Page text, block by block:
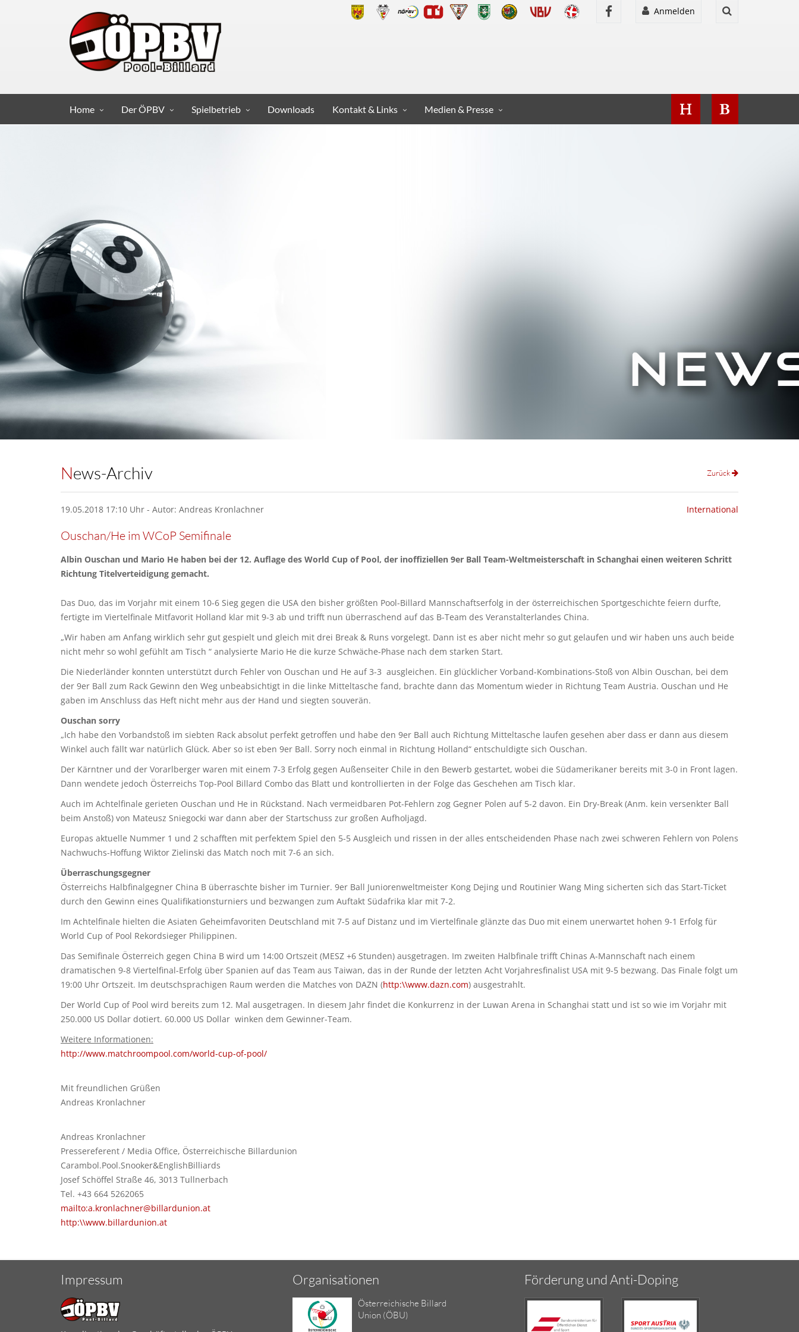
Anmelden
Home Der ÖPBV Spielbetrieb Downloads Kontakt & Links Medien & Presse
News-Archiv Zurück
19.05.2018 17:10 Uhr - Autor: Andreas Kronlachner International
Ouschan/He im WCoP Semifinale
Albin Ouschan und Mario He haben bei der 12. Auflage des World Cup of Pool, der inoffiziellen 9er Ball Team-Weltmeisterschaft in Schanghai einen weiteren Schritt
Richtung Titelverteidigung gemacht.
Das Duo, das im Vorjahr mit einem 10-6 Sieg gegen die USA den bisher größten Pool-Billard Mannschaftserfolg in der österreichischen Sportgeschichte feiern durfte,
fertigte im Viertelfinale Mitfavorit Holland klar mit 9-3 ab und trifft nun überraschend auf das B-Team des Veranstalterlandes China.
„Wir haben am Anfang wirklich sehr gut gespielt und gleich mit drei Break & Runs vorgelegt. Dann ist es aber nicht mehr so gut gelaufen und wir haben uns auch beide
nicht mehr so wohl gefühlt am Tisch “ analysierte Mario He die kurze Schwäche-Phase nach dem starken Start.
Die Niederländer konnten unterstützt durch Fehler von Ouschan und He auf 3-3 ausgleichen. Ein glücklicher Vorband-Kombinations-Stoß von Albin Ouschan, bei dem
der 9er Ball zum Rack Gewinn den Weg unbeabsichtigt in die linke Mitteltasche fand, brachte dann das Momentum wieder in Richtung Team Austria. Ouschan und He
gaben im Anschluss das Heft nicht mehr aus der Hand und siegten souverän.
Ouschan sorry
„Ich habe den Vorbandstoß im siebten Rack absolut perfekt getroffen und habe den 9er Ball auch Richtung Mitteltasche laufen gesehen aber dass er dann aus diesem
Winkel auch fällt war natürlich Glück. Aber so ist eben 9er Ball. Sorry noch einmal in Richtung Holland“ entschuldigte sich Ouschan.
Der Kärntner und der Vorarlberger waren mit einem 7-3 Erfolg gegen Außenseiter Chile in den Bewerb gestartet, wobei die Südamerikaner bereits mit 3-0 in Front lagen.
Dann wendete jedoch Österreichs Top-Pool Billard Combo das Blatt und kontrollierten in der Folge das Geschehen am Tisch klar.
Auch im Achtelfinale gerieten Ouschan und He in Rückstand. Nach vermeidbaren Pot-Fehlern zog Gegner Polen auf 5-2 davon. Ein Dry-Break (Anm. kein versenkter Ball
beim Anstoß) von Mateusz Sniegocki war dann aber der Startschuss zur großen Aufholjagd.
Europas aktuelle Nummer 1 und 2 schafften mit perfektem Spiel den 5-5 Ausgleich und rissen in der alles entscheidenden Phase nach zwei schweren Fehlern von Polens
Nachwuchs-Hoffung Wiktor Zielinski das Match noch mit 7-6 an sich.
Überraschungsgegner
Österreichs Halbfinalgegner China B überraschte bisher im Turnier. 9er Ball Juniorenweltmeister Kong Dejing und Routinier Wang Ming sicherten sich das Start-Ticket
durch den Gewinn eines Qualifikationsturniers und bezwangen zum Auftakt Südafrika klar mit 7-2.
Im Achtelfinale hielten die Asiaten Geheimfavoriten Deutschland mit 7-5 auf Distanz und im Viertelfinale glänzte das Duo mit einem unerwartet hohen 9-1 Erfolg für
World Cup of Pool Rekordsieger Philippinen.
Das Semifinale Österreich gegen China B wird um 14:00 Ortszeit (MESZ +6 Stunden) ausgetragen. Im zweiten Halbfinale trifft Chinas A-Mannschaft nach einem
dramatischen 9-8 Viertelfinal-Erfolg über Spanien auf das Team aus Taiwan, das in der Runde der letzten Acht Vorjahresfinalist USA mit 9-5 bezwang. Das Finale folgt um
19:00 Uhr Ortszeit. Im deutschsprachigen Raum werden die Matches von DAZN (http:\\www.dazn.com) ausgestrahlt.
Der World Cup of Pool wird bereits zum 12. Mal ausgetragen. In diesem Jahr findet die Konkurrenz in der Luwan Arena in Schanghai statt und ist so wie im Vorjahr mit
250.000 US Dollar dotiert. 60.000 US Dollar winken dem Gewinner-Team.
Weitere Informationen:
http://www.matchroompool.com/world-cup-of-pool/
Mit freundlichen Grüßen
Andreas Kronlachner
Andreas Kronlachner
Pressereferent / Media Office, Österreichische Billardunion
Carambol.Pool.Snooker&EnglishBilliards
Josef Schöffel Straße 46, 3013 Tullnerbach
Tel. +43 664 5262065
mailto:a.kronlachner@billardunion.at
http:\\www.billardunion.at
Impressum Organisationen
Österreichische Billard
Union (ÖBU)
Förderung und Anti-Doping